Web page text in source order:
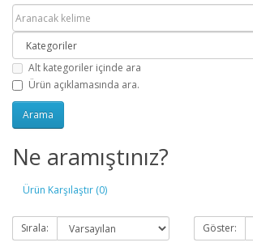
Alt kategoriler içinde ara
Ürün açıklamasında ara.
Ne aramıştınız?
Ürün Karşılaştır (0)
Sırala: Göster: